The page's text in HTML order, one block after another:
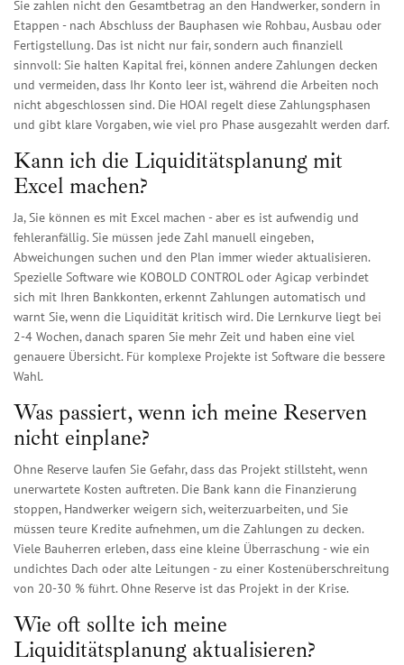
Sie zahlen nicht den Gesamtbetrag an den Handwerker, sondern in
Etappen - nach Abschluss der Bauphasen wie Rohbau, Ausbau oder
Fertigstellung. Das ist nicht nur fair, sondern auch finanziell
sinnvoll: Sie halten Kapital frei, können andere Zahlungen decken
und vermeiden, dass Ihr Konto leer ist, während die Arbeiten noch
nicht abgeschlossen sind. Die HOAI regelt diese Zahlungsphasen
und gibt klare Vorgaben, wie viel pro Phase ausgezahlt werden darf.
Kann ich die Liquiditätsplanung mit
Excel machen?
Ja, Sie können es mit Excel machen - aber es ist aufwendig und
fehleranfällig. Sie müssen jede Zahl manuell eingeben,
Abweichungen suchen und den Plan immer wieder aktualisieren.
Spezielle Software wie KOBOLD CONTROL oder Agicap verbindet
sich mit Ihren Bankkonten, erkennt Zahlungen automatisch und
warnt Sie, wenn die Liquidität kritisch wird. Die Lernkurve liegt bei
2-4 Wochen, danach sparen Sie mehr Zeit und haben eine viel
genauere Übersicht. Für komplexe Projekte ist Software die bessere
Wahl.
Was passiert, wenn ich meine Reserven
nicht einplane?
Ohne Reserve laufen Sie Gefahr, dass das Projekt stillsteht, wenn
unerwartete Kosten auftreten. Die Bank kann die Finanzierung
stoppen, Handwerker weigern sich, weiterzuarbeiten, und Sie
müssen teure Kredite aufnehmen, um die Zahlungen zu decken.
Viele Bauherren erleben, dass eine kleine Überraschung - wie ein
undichtes Dach oder alte Leitungen - zu einer Kostenüberschreitung
von 20-30 % führt. Ohne Reserve ist das Projekt in der Krise.
Wie oft sollte ich meine
Liquiditätsplanung aktualisieren?